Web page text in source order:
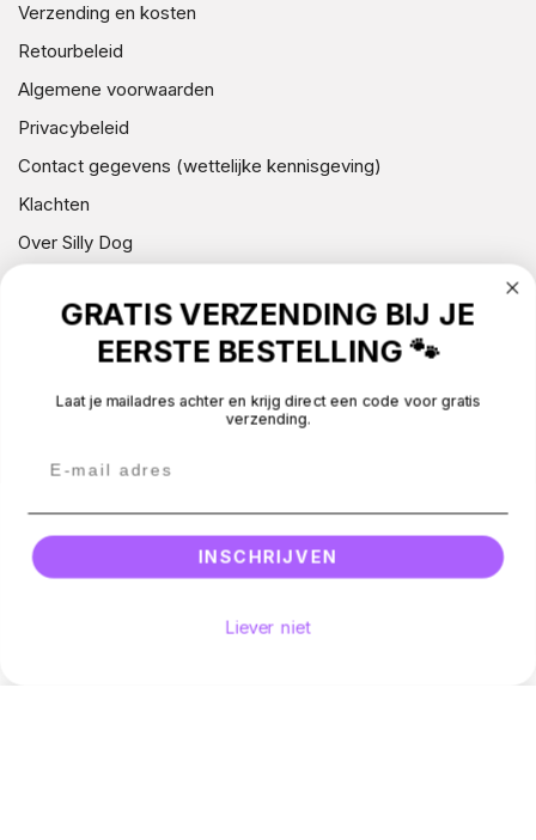
Verzending en kosten
Retourbeleid
Algemene voorwaarden
Privacybeleid
Contact gegevens (wettelijke kennisgeving)
Klachten
Over Silly Dog
NIEUWSBRIEF
© 2026 - All rights reserved.
Betaalmethodes
GRATIS VERZENDING BIJ JE
EERSTE BESTELLING 🐾
Laat je mailadres achter en krijg direct een code voor gratis
verzending.
INSCHRIJVEN
Liever niet